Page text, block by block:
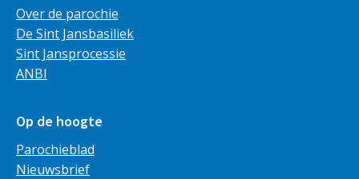
Over de parochie
De Sint Jansbasiliek
Sint Jansprocessie
ANBI
Op de hoogte
Parochieblad
Nieuwsbrief